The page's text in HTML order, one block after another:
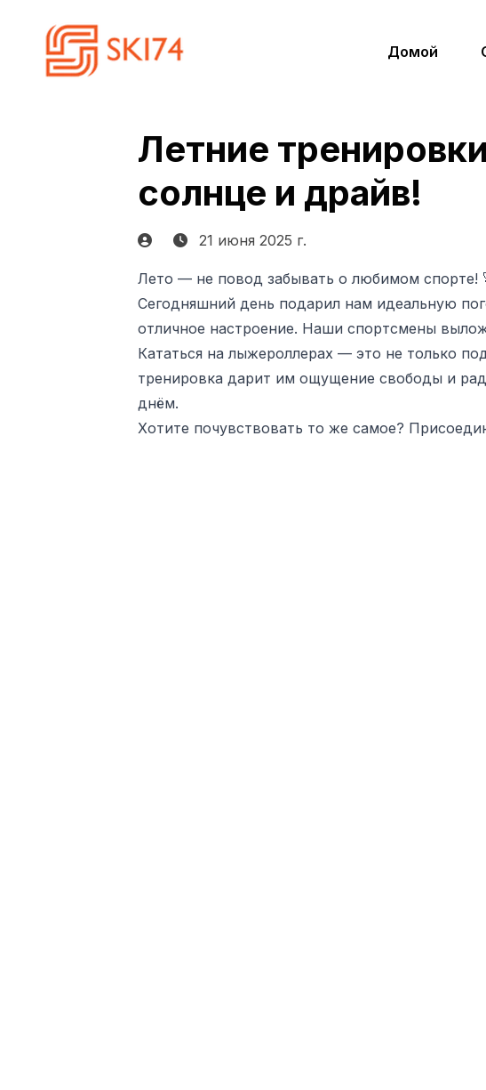
Домой
Летние
солнце и драйв!
21 июня 2025 г.
Лето — не повод забывать о любимом спорте!
Сегодняшний день подарил нам идеальную
отличное настроение. Наши спортсмены
Кататься на лыжероллерах — это не только
тренировка дарит им ощущение свободы и
днём.
Хотите почувствовать то же самое?